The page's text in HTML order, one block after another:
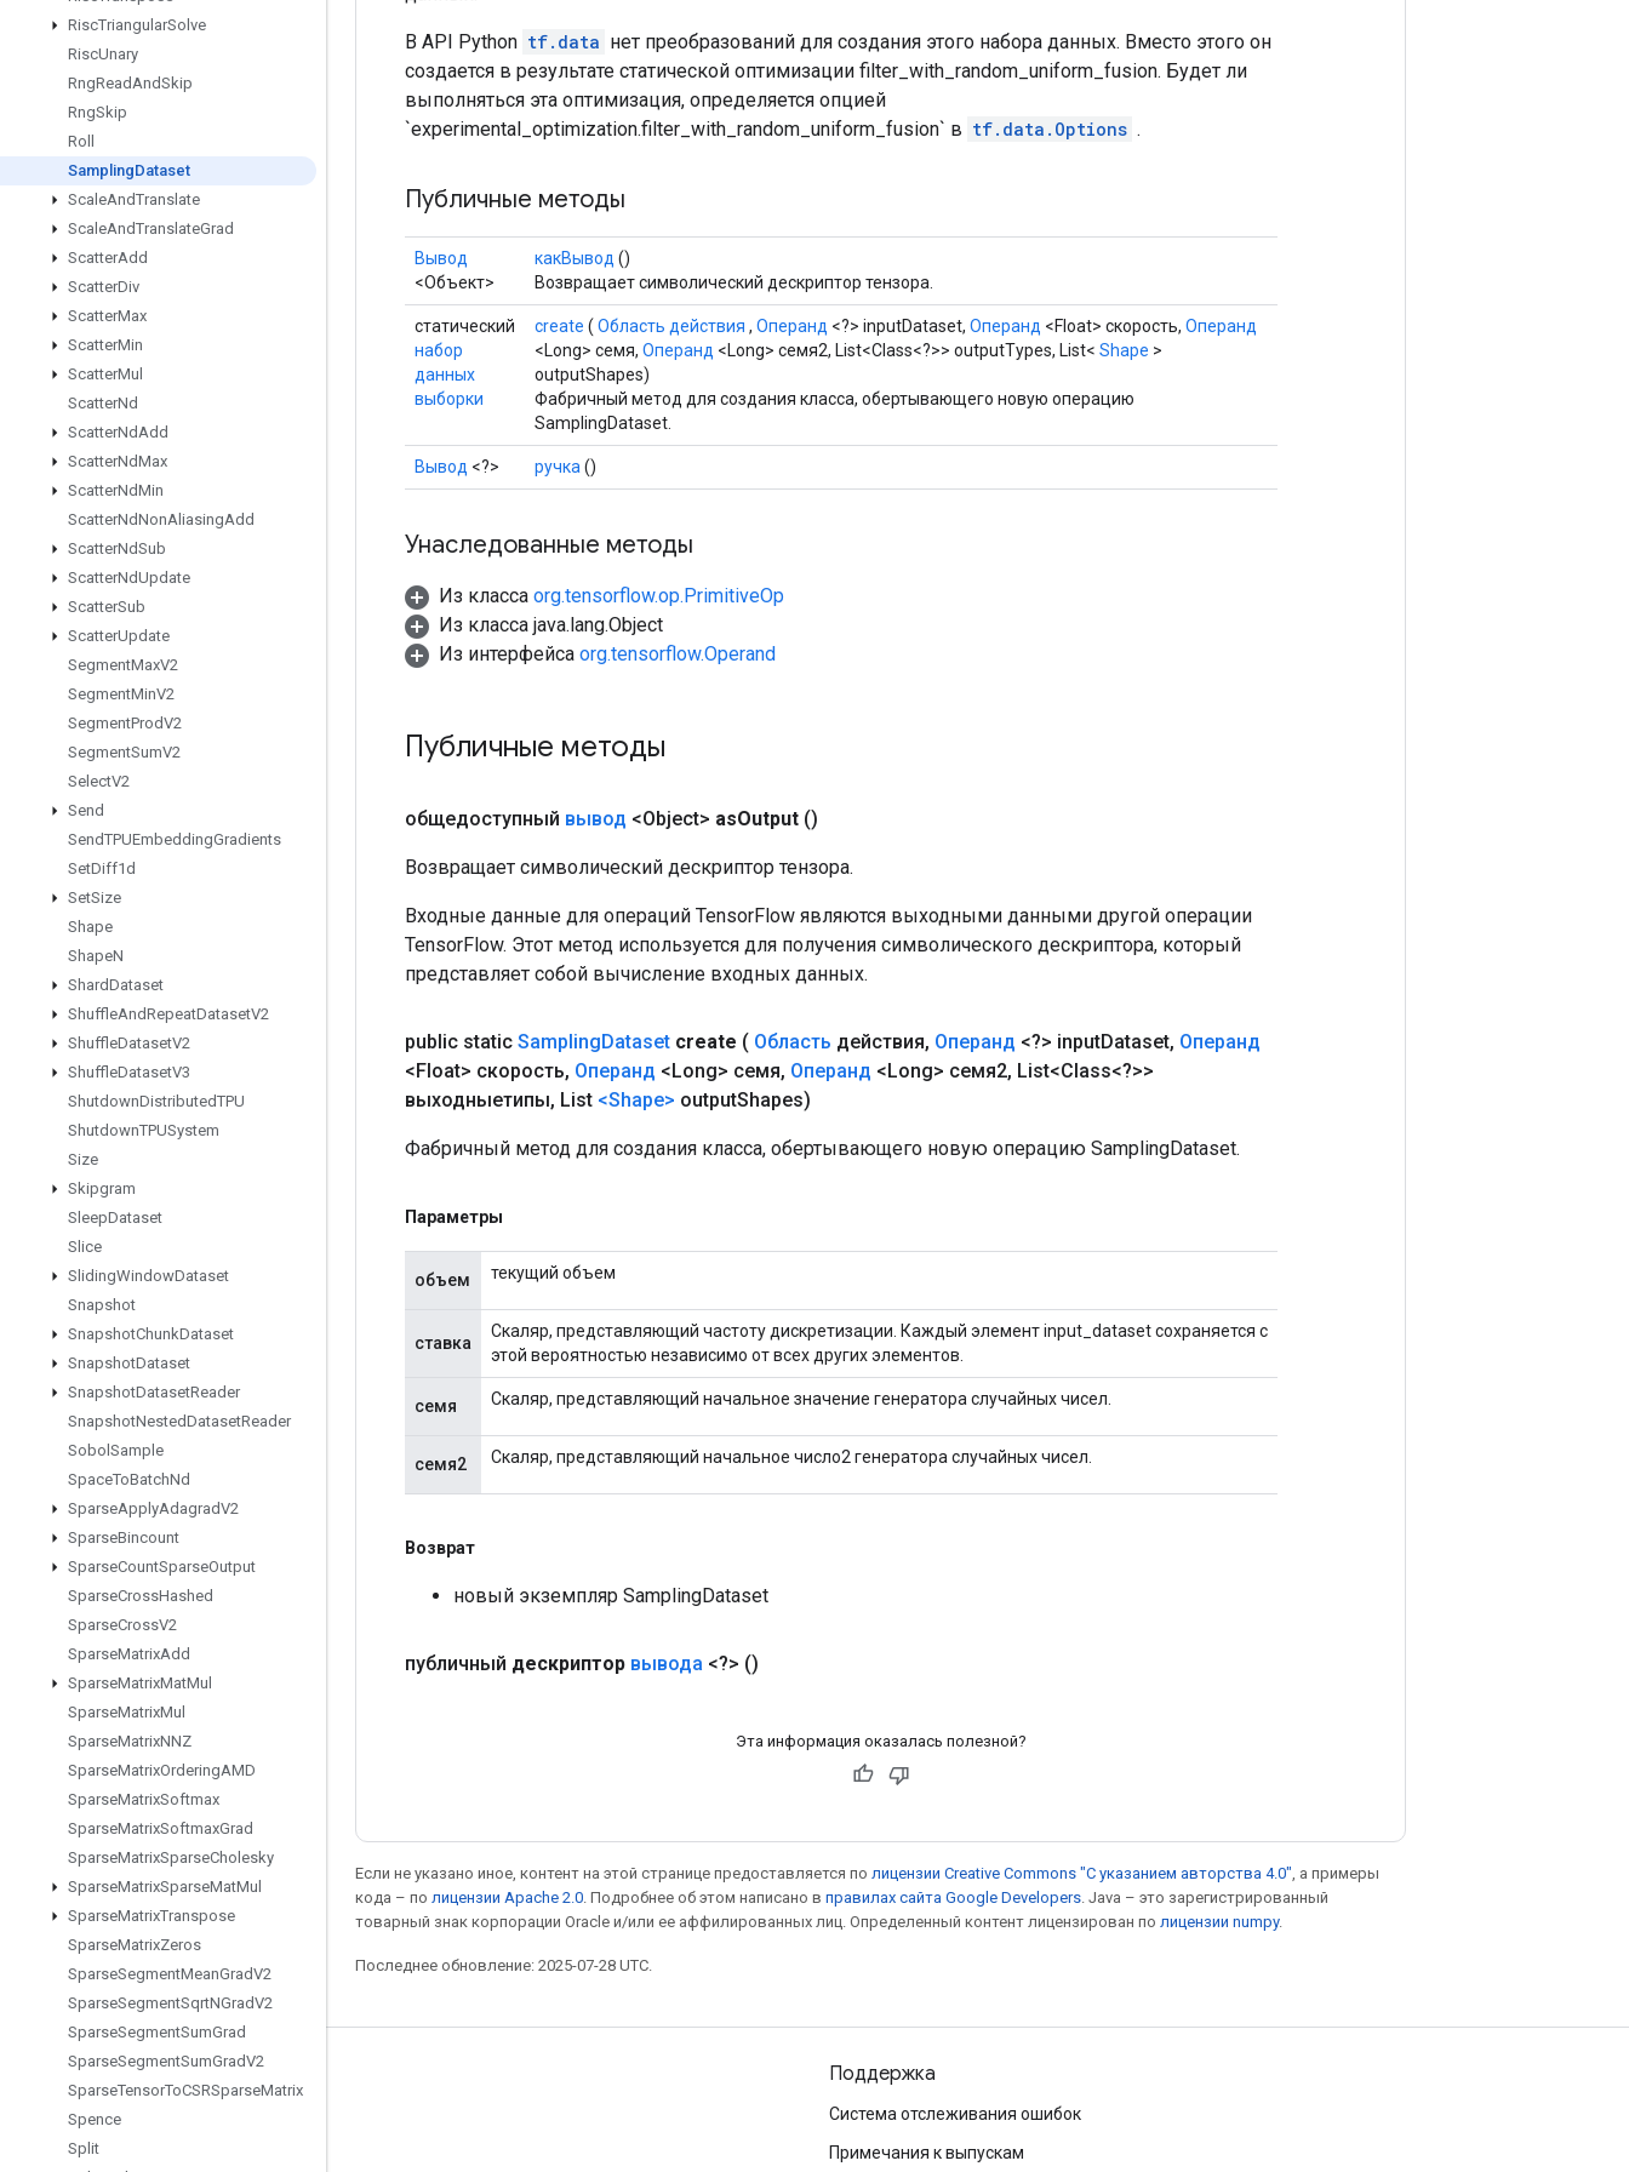
RiscTriangularSolve
RiscUnary
RngReadAndSkip
RngSkip
Roll
SamplingDataset
ScaleAndTranslate
ScaleAndTranslateGrad
ScatterAdd
ScatterDiv
ScatterMax
ScatterMin
ScatterMul
ScatterNd
ScatterNdAdd
ScatterNdMax
ScatterNdMin
ScatterNdNonAliasingAdd
ScatterNdSub
ScatterNdUpdate
ScatterSub
ScatterUpdate
SegmentMaxV2
SegmentMinV2
SegmentProdV2
SegmentSumV2
SelectV2
Send
SendTPUEmbeddingGradients
SetDiff1d
SetSize
Shape
ShapeN
ShardDataset
ShuffleAndRepeatDatasetV2
ShuffleDatasetV2
ShuffleDatasetV3
ShutdownDistributedTPU
ShutdownTPUSystem
Size
Skipgram
SleepDataset
Slice
SlidingWindowDataset
Snapshot
SnapshotChunkDataset
SnapshotDataset
SnapshotDatasetReader
SnapshotNestedDatasetReader
Sobol Sample
SpaceToBatchNd
SparseApplyAdagradV2
SparseBincount
SparseCountSparseOutput
SparseCrossHashed
SparseCrossV2
SparseMatrixAdd
SparseMatrixMatMul
SparseMatrixMul
SparseMatrixNNZ
SparseMatrixOrderingAMD
SparseMatrixSoftmax
SparseMatrixSoftmaxGrad
SparseMatrixSparseCholesky
SparseMatrixSparseMatMul
SparseMatrixTranspose
SparseMatrixZeros
SparseSegmentMeanGradV2
SparseSegmentSqrtNGradV2
SparseSegmentSumGrad
SparseSegmentSumGradV2
SparseTensorToCSRSparseMatrix
Spence
Split
В API Python tf.data нет преобразований для создания этого набора данных. Вместо этого он
создается в результате статической оптимизации filter_with_random_uniform_fusion. Будет ли
выполняться эта оптимизация, определяется опцией
`experimental_optimization.filter_with_random_uniform_fusion` в tf.data.Options .
Публичные методы
Вывод
<Объект>
какВывод ()
Возвращает символический дескриптор тензора.
статический
набор
данных
выборки
create ( Область действия , Операнд <?> inputDataset, Операнд <Float> скорость, Операнд
<Long> семя, Операнд <Long> семя2, List<Class<?>> outputTypes, List< Shape >
outputShapes)
Фабричный метод для создания класса, обертывающего новую операцию
SamplingDataset.
Вывод <?> ручка ()
Унаследованные методы
Из класса org.tensorflow.op.PrimitiveOp
Из класса java.lang.Object
Из интерфейса org.tensorflow.Operand
Публичные методы
общедоступный вывод <Object> asOutput ()
Возвращает символический дескриптор тензора.
Входные данные для операций TensorFlow являются выходными данными другой операции
TensorFlow. Этот метод используется для получения символического дескриптора, который
представляет собой вычисление входных данных.
public static SamplingDataset create ( Область действия, Операнд <?> inputDataset, Операнд
<Float> скорость, Операнд <Long> семя, Операнд <Long> семя2, List<Class<?>>
выходныетипы, List <Shape> outputShapes)
Фабричный метод для создания класса, обертывающего новую операцию SamplingDataset.
Параметры
объем текущий объем
ставка
Скаляр, представляющий частоту дискретизации. Каждый элемент input_dataset сохраняется с
этой вероятностью независимо от всех других элементов.
семя Скаляр, представляющий начальное значение генератора случайных чисел.
семя2 Скаляр, представляющий начальное число2 генератора случайных чисел.
Возврат
новый экземпляр SamplingDataset
публичный дескриптор вывода <?> ()
Эта информация оказалась полезной?
Если не указано иное, контент на этой странице предоставляется по лицензии Creative Commons "С указанием авторства 4.0" , а примеры
кода – по лицензии Apache 2.0 . Подробнее об этом написано в правилах сайта Google Developers . Java – это зарегистрированный
товарный знак корпорации Oracle и/или ее аффилированных лиц. Определенный контент лицензирован по лицензии numpy.
Последнее обновление: 2025-07-28 UTC.
Мы в социальных сетях
Форум
Поддержка
Система отслеживания ошибок
Примечания к выпускам